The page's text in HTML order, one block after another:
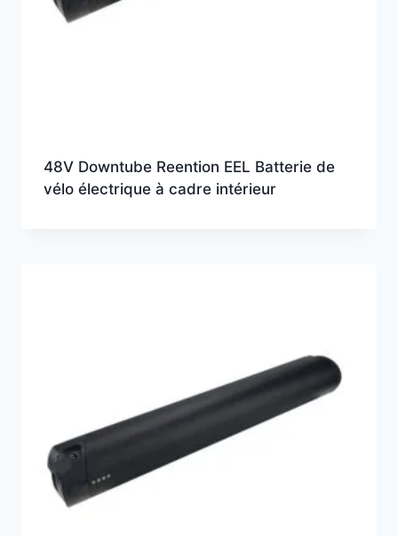
48V Downtube Reention EEL Batterie de
vélo électrique à cadre intérieur